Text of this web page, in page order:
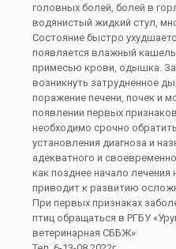
головных болей, болей в
водянистый жидкий стул,
Состояние быстро
появляется влажный
примесью крови, одышка.
возникнуть затрудненное
поражение печени, почек и
появлении первых
необходимо срочно
установления диагноза и
адекватного и
как позднее начало лечения
приводит к развитию
При первых признаках
птиц обращаться в РГБУ
ветеринарная СББЖ»